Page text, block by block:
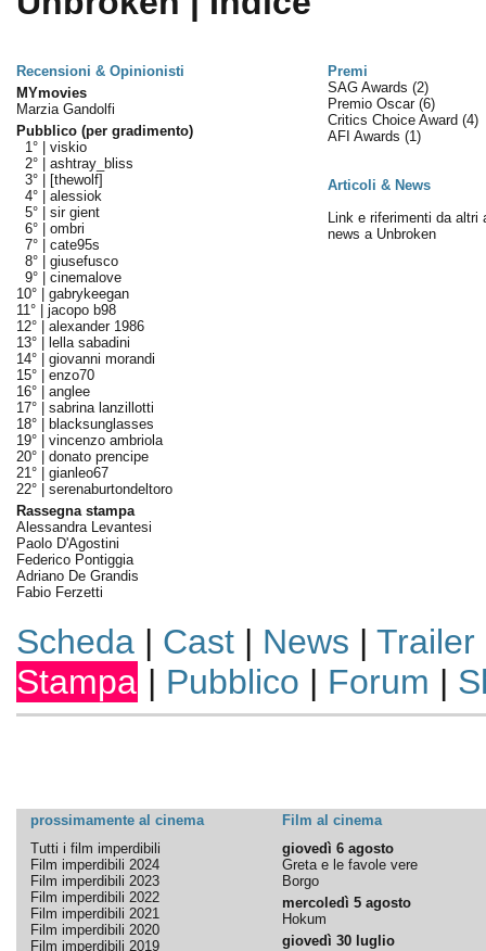
Recensioni & Opinionisti
Premi
MYmovies
Marzia Gandolfi
Pubblico (per gradimento)
1° | viskio
2° | ashtray_bliss
3° |
[thewolf]
4° | alessiok
5° | sir gient
6° | ombri
7° | cate95s
8° | giusefusco
9° | cinemalove
10° | gabrykeegan
11° | jacopo b98
12° | alexander 1986
13° |
lella sabadini
14° | giovanni morandi
15° | enzo70
16° | anglee
17° | sabrina lanzillotti
18° |
blacksunglasses
19° | vincenzo ambriola
20° | donato prencipe
21° | gianleo67
22° | serenaburtondeltoro
Rassegna stampa
Alessandra Levantesi
Paolo D'Agostini
Federico Pontiggia
Adriano De Grandis
Fabio Ferzetti
SAG Awards (2)
Premio Oscar (6)
Critics Choice Award (4)
AFI Awards (1)
Articoli & News
Link e riferimenti da altri
news a Unbroken
Scheda| Cast| News | Trailer
Stampa | Pubblico | Forum |
prossimamente al cinema
Film al cinema
Tutti i film imperdibili
Film imperdibili 2024
Film imperdibili 2023
Film imperdibili 2022
Film imperdibili 2021
Film imperdibili 2020
Film imperdibili 2019
giovedì 6 agosto
Greta e le favole vere
Borgo
mercoledì 5 agosto
Hokum
giovedì 30 luglio